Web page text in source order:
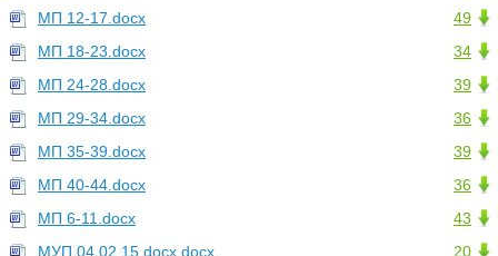
49
МП 12-17.docx
34
МП 18-23.docx
39
МП 24-28.docx
36
МП 29-34.docx
39
МП 35-39.docx
36
МП 40-44.docx
43
МП 6-11.docx
20
МУП 04.02.15.docx.docx